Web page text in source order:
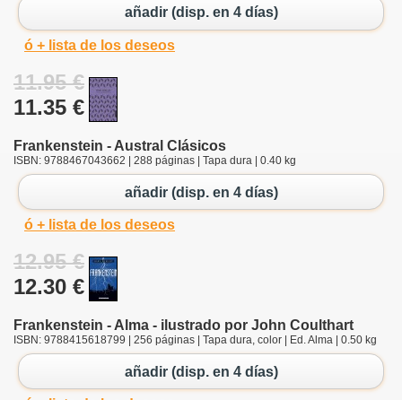
añadir (disp. en 4 días)
ó + lista de los deseos
11.95 €
11.35 €
Frankenstein - Austral Clásicos
ISBN: 9788467043662 | 288 páginas | Tapa dura | 0.40 kg
añadir (disp. en 4 días)
ó + lista de los deseos
12.95 €
12.30 €
Frankenstein - Alma - ilustrado por John Coulthart
ISBN: 9788415618799 | 256 páginas | Tapa dura, color | Ed. Alma | 0.50 kg
añadir (disp. en 4 días)